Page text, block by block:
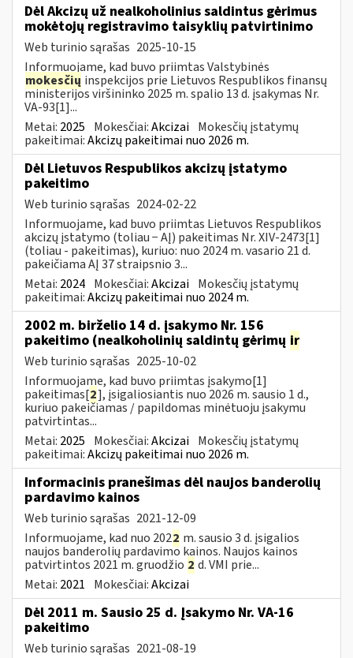
Dėl Akcizų už nealkoholinius saldintus gėrimus
mokėtojų registravimo taisyklių patvirtinimo
Web turinio sąrašas 2025-10-15
Informuojame, kad buvo priimtas Valstybinės
mokesčių inspekcijos prie Lietuvos Respublikos finansų
ministerijos viršininko 2025 m. spalio 13 d. įsakymas Nr.
VA-93[1]...
Metai: 2025 Mokesčiai:Akcizai Mokesčių įstatymų
pakeitimai:Akcizų pakeitimai nuo 2026 m.
Dėl Lietuvos Respublikos akcizų įstatymo
pakeitimo
Web turinio sąrašas 2024-02-22
Informuojame, kad buvo priimtas Lietuvos Respublikos
akcizų įstatymo (toliau − AĮ) pakeitimas Nr. XIV-2473[1]
(toliau - pakeitimas), kuriuo: nuo 2024 m. vasario 21 d.
pakeičiama AĮ 37 straipsnio 3...
Metai: 2024 Mokesčiai:Akcizai Mokesčių įstatymų
pakeitimai:Akcizų pakeitimai nuo 2024 m.
2002 m. birželio 14 d. įsakymo Nr. 156
pakeitimo (nealkoholinių saldintų gėrimų ir
Web turinio sąrašas 2025-10-02
Informuojame, kad buvo priimtas įsakymo[1]
pakeitimas[2], įsigaliosiantis nuo 2026 m. sausio 1 d.,
kuriuo pakeičiamas / papildomas minėtuoju įsakymu
patvirtintas...
Metai: 2025 Mokesčiai:Akcizai Mokesčių įstatymų
pakeitimai:Akcizų pakeitimai nuo 2026 m.
Informacinis pranešimas dėl naujos banderolių
pardavimo kainos
Web turinio sąrašas 2021-12-09
Informuojame, kad nuo 2022 m. sausio 3 d. įsigalios
naujos banderolių pardavimo kainos. Naujos kainos
patvirtintos 2021 m. gruodžio 2 d. VMI prie...
Metai: 2021 Mokesčiai:Akcizai
Dėl 2011 m. Sausio 25 d. Įsakymo Nr. VA-16
pakeitimo
Web turinio sąrašas 2021-08-19